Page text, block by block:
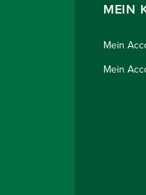
MEIN
Mein
Mein